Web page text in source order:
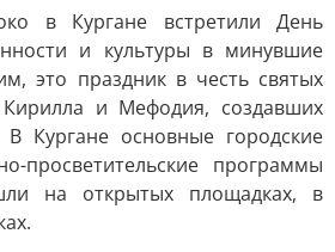
в Кургане встретили День
и культуры в минувшие
это праздник в честь святых
Кирилла и Мефодия, создавших
В Кургане основные городские
просветительские программы
на открытых площадках, в